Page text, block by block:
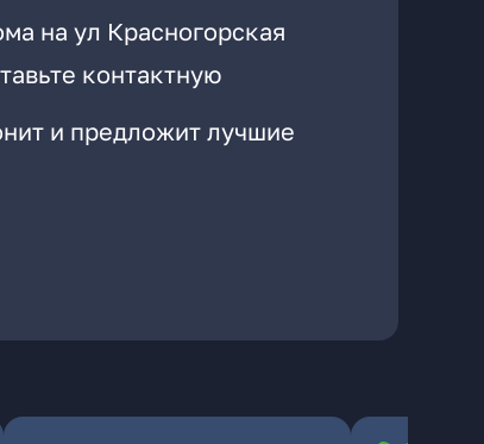
на ул Красногорская
контактную
и предложит лучшие